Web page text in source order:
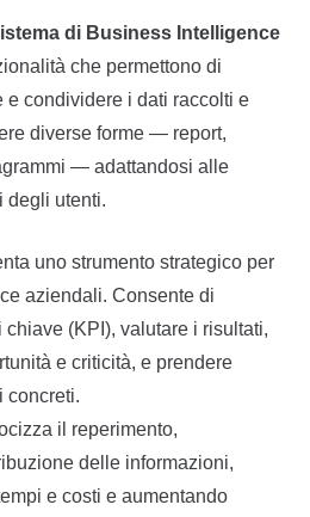
di Business Intelligence
che permettono di
condividere i dati raccolti e
diverse forme — report,
— adattandosi alle
degli utenti.
uno strumento strategico per
aziendali. Consente di
(KPI), valutare i risultati,
e criticità, e prendere
concreti.
il reperimento,
delle informazioni,
e costi e aumentando